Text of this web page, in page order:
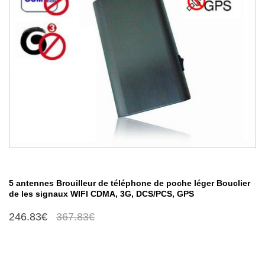
5 antennes Brouilleur de téléphone de poche léger Bouclier
de les signaux WIFI CDMA, 3G, DCS/PCS, GPS
246.83€ 367.83€